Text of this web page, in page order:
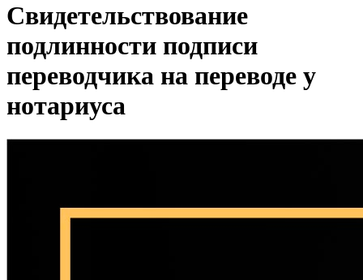
Свидетельствование
подлинности подписи
переводчика на переводе у
нотариуса